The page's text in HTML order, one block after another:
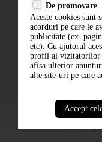
ABONARE LA
De promovare
Aceste cookies sunt
acorduri pe care le
publicitate (ex.
etc). Cu ajutorul
profil al vizitatorilor
afisa ulterior
alte site-uri pe care
Accept